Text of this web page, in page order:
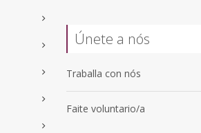
Únete a nós
Traballa con nós
Faite voluntario/a